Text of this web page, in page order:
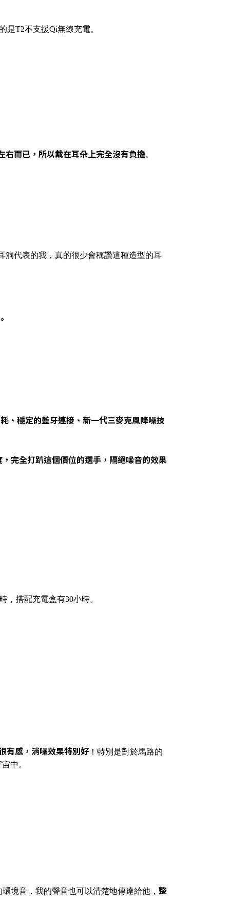
是T2不支援Qi無線充電。
右而已，所以戴在耳朵上完全沒有負擔。
洞代表的我，真的很少會稱讚這種造型的耳
、穩定的藍牙連接、新一代三麥克風降噪技
，完全打趴這個價位的選手，隔絕噪音的效果
，搭配充電盒有30小時。
有感，消噪效果特別好！特別是對於馬路的
中。
境音，我的聲音也可以清楚地傳達給他， 整